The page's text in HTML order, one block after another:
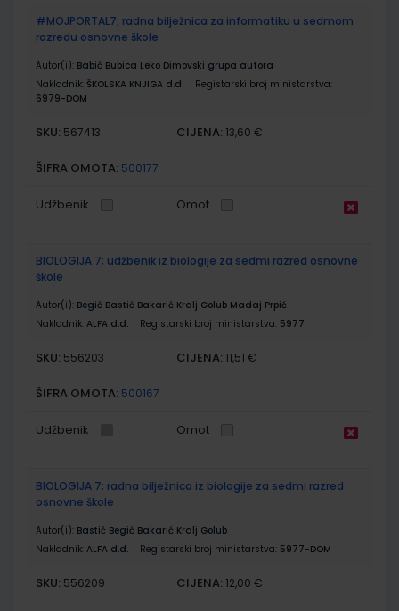
#MOJPORTAL7; radna bilježnica za informatiku u sedmom
razredu osnovne škole
Autor(i): Babić Bubica Leko Dimovski grupa autora
Nakladnik: ŠKOLSKA KNJIGA d.d.
Registarski broj ministarstva:
6979-DOM
SKU: 567413 CIJENA: 13,60 €
ŠIFRA OMOTA: 500177
Udžbenik Omot
BIOLOGIJA 7; udžbenik iz biologije za sedmi razred osnovne
škole
Autor(i): Begić Bastić Bakarić Kralj Golub Madaj Prpić
Nakladnik: ALFA d.d. Registarski broj ministarstva: 5977
SKU: 556203 CIJENA: 11,51 €
ŠIFRA OMOTA: 500167
Udžbenik Omot
BIOLOGIJA 7; radna bilježnica iz biologije za sedmi razred
osnovne škole
Autor(i): Bastić Begić Bakarić Kralj Golub
Nakladnik: ALFA d.d. Registarski broj ministarstva: 5977-DOM
SKU: 556209 CIJENA: 12,00 €